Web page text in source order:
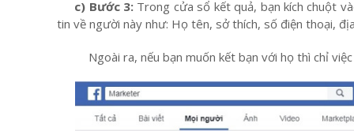
c) Bước 3: Trong cửa sổ kết quả, bạn kích chuột
tin về người này như: Họ tên, sở thích, số điện thoại,
Ngoài ra, nếu bạn muốn kết bạn với họ thì chỉ việc